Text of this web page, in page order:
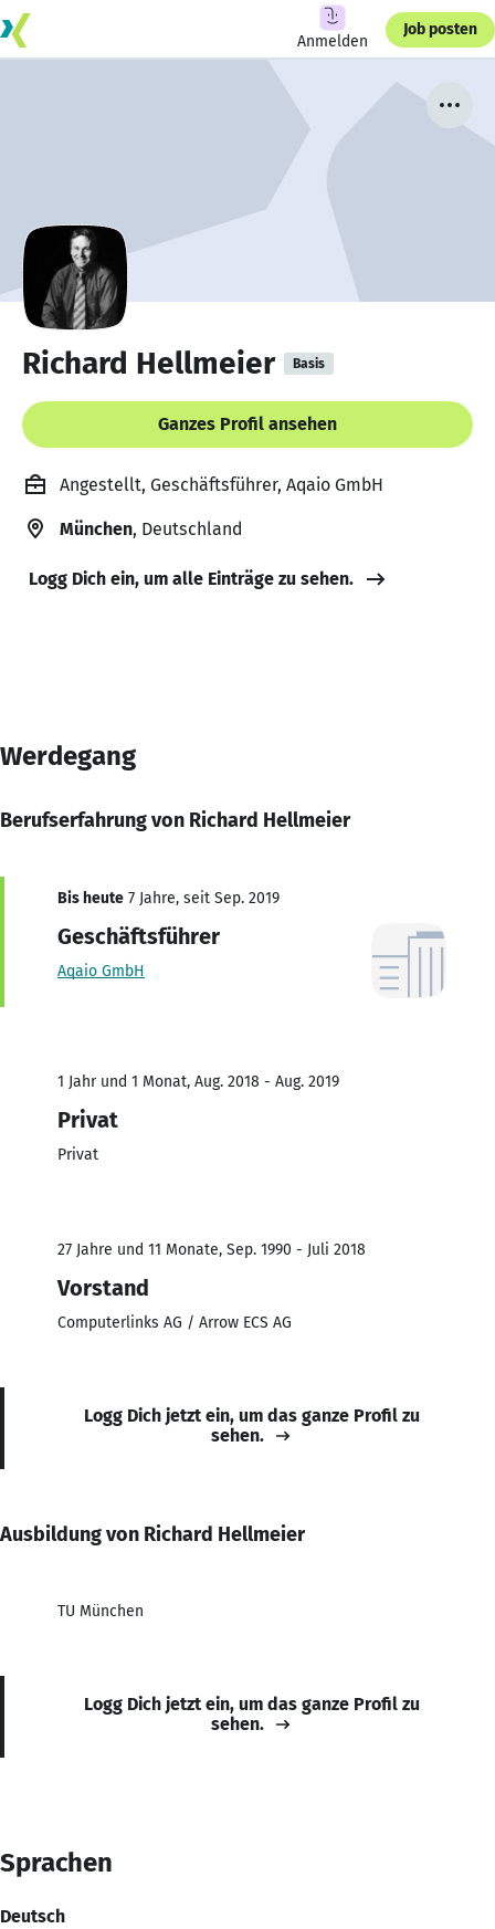
Anmelden
Job posten
Richard Hellmeier Basis
Ganzes Profil ansehen
Angestellt, Geschäftsführer, Aqaio GmbH
München, Deutschland
Logg Dich ein, um alle Einträge zu sehen.
Werdegang
Berufserfahrung von Richard Hellmeier
Bis heute 7 Jahre, seit Sep. 2019
Geschäftsführer
Aqaio GmbH
1 Jahr und 1 Monat, Aug. 2018 - Aug. 2019
Privat
Privat
27 Jahre und 11 Monate, Sep. 1990 - Juli 2018
Vorstand
Computerlinks AG / Arrow ECS AG
Logg Dich jetzt ein, um das ganze Profil zu
sehen.
Ausbildung von Richard Hellmeier
TU München
Logg Dich jetzt ein, um das ganze Profil zu
sehen.
Sprachen
Deutsch